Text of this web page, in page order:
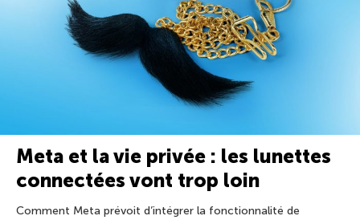
Meta et la vie privée : les lunettes
connectées vont trop loin
Comment Meta prévoit d’intégrer la fonctionnalité de